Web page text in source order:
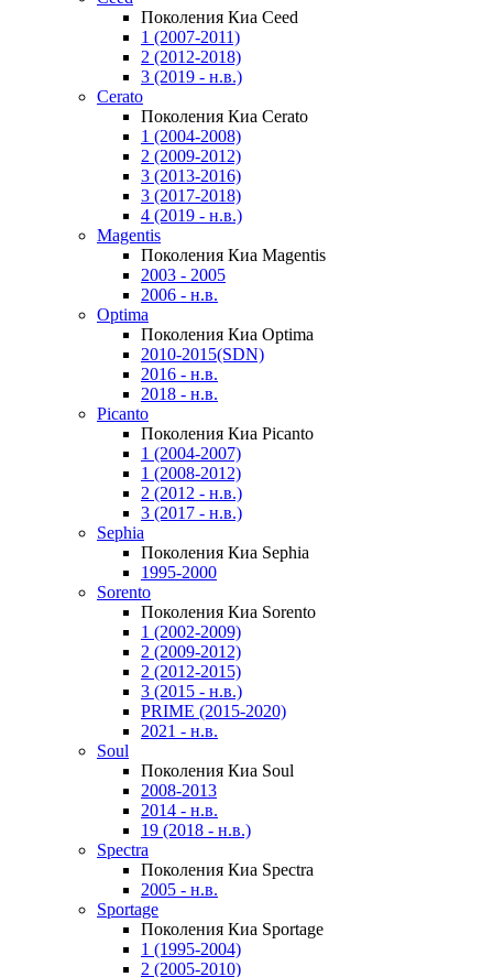
Поколения Киа Ceed
1 (2007-2011)
2 (2012-2018)
3 (2019 - н.в.)
Cerato
Поколения Киа Cerato
1 (2004-2008)
2 (2009-2012)
3 (2013-2016)
3 (2017-2018)
4 (2019 - н.в.)
Magentis
Поколения Киа Magentis
2003 - 2005
2006 - н.в.
Optima
Поколения Киа Optima
2010-2015(SDN)
2016 - н.в.
2018 - н.в.
Picanto
Поколения Киа Picanto
1 (2004-2007)
1 (2008-2012)
2 (2012 - н.в.)
3 (2017 - н.в.)
Sephia
Поколения Киа Sephia
1995-2000
Sorento
Поколения Киа Sorento
1 (2002-2009)
2 (2009-2012)
2 (2012-2015)
3 (2015 - н.в.)
PRIME (2015-2020)
2021 - н.в.
Soul
Поколения Киа Soul
2008-2013
2014 - н.в.
19 (2018 - н.в.)
Spectra
Поколения Киа Spectra
2005 - н.в.
Sportage
Поколения Киа Sportage
1 (1995-2004)
2 (2005-2010)